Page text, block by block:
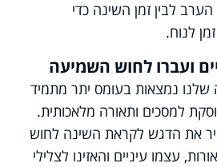
לבין זמן השינה כדי
לנוח.
שלנו נמצאות בעומס יתר מתמיד
למסכים ותאורה מלאכותית.
את הדגש לקראת השינה לחוש
עצמו עיניים והאזינו לצלילי